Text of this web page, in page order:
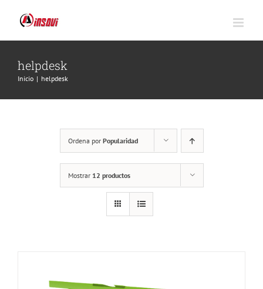
contenido
helpdesk
Inicio | helpdesk
Ordena por Popularidad
Mostrar 12 productos